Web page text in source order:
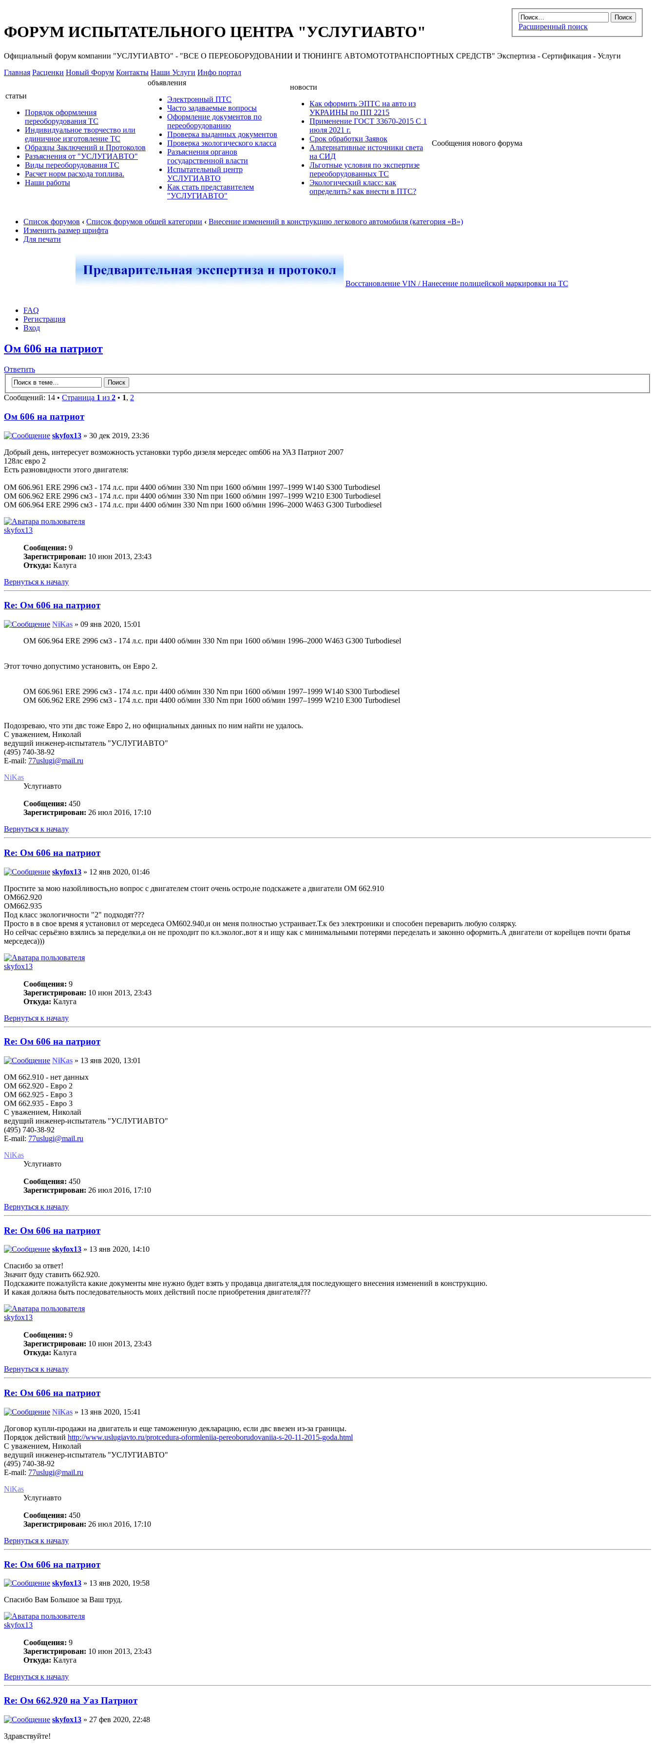
Расширенный поиск
ФОРУМ ИСПЫТАТЕЛЬНОГО ЦЕНТРА "УСЛУГИАВТО"
Официальный форум компании "УСЛУГИАВТО" - "ВСЕ О ПЕРЕОБОРУДОВАНИИ И ТЮНИНГЕ АВТОМОТОТРАНСПОРТНЫХ СРЕДСТВ" Экспертиза - Сертификация - Услуги
Главная Расценки Новый Форум Контакты Наши Услуги Инфо портал
статьи
Порядок оформления
переоборудования ТС
Индивидуальное творчество или
единичное изготовление ТС
Образцы Заключений и Протоколов
Разъяснения от "УСЛУГИАВТО"
Виды переоборудования ТС
Расчет норм расхода топлива.
Наши работы
объявления
Электронный ПТС
Часто задаваемые вопросы
Оформление документов по
переоборудованию
Проверка выданных документов
Проверка экологического класса
Разъяснения органов
государственной власти
Испытательный центр
УСЛУГИАВТО
Как стать представителем
"УСЛУГИАВТО"
новости
Как оформить ЭПТС на авто из
УКРАИНЫ по ПП 2215
Применение ГОСТ 33670-2015 С 1
июля 2021 г.
Срок обработки Заявок
Альтернативные источники света
на СИД
Льготные условия по экспертизе
переоборудованных ТС
Экологический класс: как
определить? как внести в ПТС?
Сообщения нового форума
Список форумов ‹ Список форумов общей категории ‹ Внесение изменений в конструкцию легкового автомобиля (категория «В»)
Изменить размер шрифта
Для печати
Восстановление VIN / Нанесение полицейской маркировки на ТС
FAQ
Регистрация
Вход
Ом 606 на патриот
Ответить
Сообщений: 14 • Страница 1 из 2 • 1, 2
Ом 606 на патриот
skyfox13 » 30 дек 2019, 23:36
Добрый день, интересует возможность установки турбо дизеля мерседес om606 на УАЗ Патриот 2007
128лс евро 2
Есть разновидности этого двигателя:
OM 606.961 ERE 2996 см3 - 174 л.с. при 4400 об/мин 330 Nm при 1600 об/мин 1997–1999 W140 S300 Turbodiesel
OM 606.962 ERE 2996 см3 - 174 л.с. при 4400 об/мин 330 Nm при 1600 об/мин 1997–1999 W210 E300 Turbodiesel
OM 606.964 ERE 2996 см3 - 174 л.с. при 4400 об/мин 330 Nm при 1600 об/мин 1996–2000 W463 G300 Turbodiesel
skyfox13
Сообщения: 9
Зарегистрирован: 10 июн 2013, 23:43
Откуда: Калуга
Вернуться к началу
Re: Ом 606 на патриот
NiKas » 09 янв 2020, 15:01
OM 606.964 ERE 2996 см3 - 174 л.с. при 4400 об/мин 330 Nm при 1600 об/мин 1996–2000 W463 G300 Turbodiesel
Этот точно допустимо установить, он Евро 2.
OM 606.961 ERE 2996 см3 - 174 л.с. при 4400 об/мин 330 Nm при 1600 об/мин 1997–1999 W140 S300 Turbodiesel
OM 606.962 ERE 2996 см3 - 174 л.с. при 4400 об/мин 330 Nm при 1600 об/мин 1997–1999 W210 E300 Turbodiesel
Подозреваю, что эти двс тоже Евро 2, но официальных данных по ним найти не удалось.
С уважением, Николай
ведущий инженер-испытатель "УСЛУГИАВТО"
(495) 740-38-92
E-mail: 77uslugi@mail.ru
NiKas
Услугиавто
Сообщения: 450
Зарегистрирован: 26 июл 2016, 17:10
Вернуться к началу
Re: Ом 606 на патриот
skyfox13 » 12 янв 2020, 01:46
Простите за мою назойливость,но вопрос с двигателем стоит очень остро,не подскажете а двигатели ОМ 662.910
ОМ662.920
ОМ662.935
Под класс экологичности "2" подходят???
Просто в в свое время я установил от мерседеса ОМ602.940,и он меня полностью устраивает.Т.к без электроники и способен переварить любую солярку.
Но сейчас серьёзно взялись за переделки,а он не проходит по кл.эколог.,вот я и ищу как с минимальными потерями переделать и законно оформить.А двигатели от корейцев почти братья
мерседеса)))
skyfox13
Сообщения: 9
Зарегистрирован: 10 июн 2013, 23:43
Откуда: Калуга
Вернуться к началу
Re: Ом 606 на патриот
NiKas » 13 янв 2020, 13:01
ОМ 662.910 - нет данных
ОМ 662.920 - Евро 2
OM 662.925 - Евро 3
ОМ 662.935 - Евро 3
С уважением, Николай
ведущий инженер-испытатель "УСЛУГИАВТО"
(495) 740-38-92
E-mail: 77uslugi@mail.ru
NiKas
Услугиавто
Сообщения: 450
Зарегистрирован: 26 июл 2016, 17:10
Вернуться к началу
Re: Ом 606 на патриот
skyfox13 » 13 янв 2020, 14:10
Спасибо за ответ!
Значит буду ставить 662.920.
Подскажите пожалуйста какие документы мне нужно будет взять у продавца двигателя,для последующего внесения изменений в конструкцию.
И какая должна быть последовательность моих действий после приобретения двигателя???
skyfox13
Сообщения: 9
Зарегистрирован: 10 июн 2013, 23:43
Откуда: Калуга
Вернуться к началу
Re: Ом 606 на патриот
NiKas » 13 янв 2020, 15:41
Договор купли-продажи на двигатель и еще таможенную декларацию, если двс ввезен из-за границы.
Порядок действий http://www.uslugiavto.ru/protcedura-oformleniia-pereoborudovaniia-s-20-11-2015-goda.html
С уважением, Николай
ведущий инженер-испытатель "УСЛУГИАВТО"
(495) 740-38-92
E-mail: 77uslugi@mail.ru
NiKas
Услугиавто
Сообщения: 450
Зарегистрирован: 26 июл 2016, 17:10
Вернуться к началу
Re: Ом 606 на патриот
skyfox13 » 13 янв 2020, 19:58
Спасибо Вам Большое за Ваш труд.
skyfox13
Сообщения: 9
Зарегистрирован: 10 июн 2013, 23:43
Откуда: Калуга
Вернуться к началу
Re: Ом 662.920 на Уаз Патриот
skyfox13 » 27 фев 2020, 22:48
Здравствуйте!